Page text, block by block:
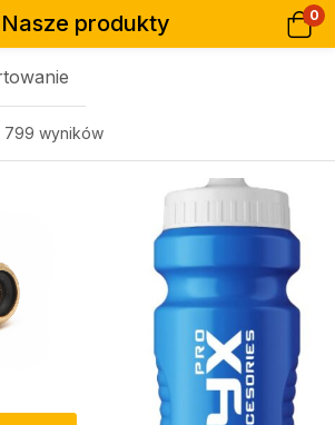
Nasze produkty 0
799 wyników